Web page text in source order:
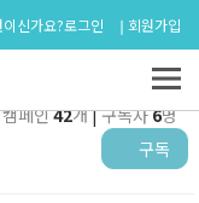
신가요?로그인 회원가입
페인42개|구독자6명
구독